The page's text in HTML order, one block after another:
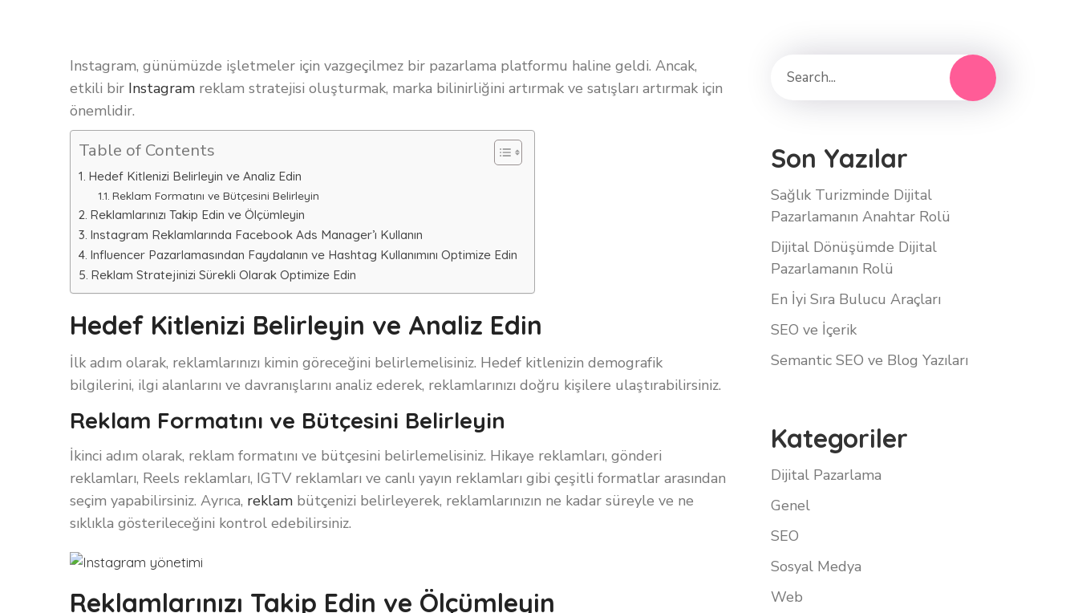
Instagram, günümüzde işletmeler için vazgeçilmez bir pazarlama platformu haline geldi. Ancak,
etkili bir Instagram reklam stratejisi oluşturmak, marka bilinirliğini artırmak ve satışları artırmak için
önemlidir.
Table of Contents
Hedef Kitlenizi Belirleyin ve Analiz Edin
Reklam Formatını ve Bütçesini Belirleyin
Reklamlarınızı Takip Edin ve Ölçümleyin
Instagram Reklamlarında Facebook Ads Manager’ı Kullanın
Influencer Pazarlamasından Faydalanın ve Hashtag Kullanımını Optimize Edin
Reklam Stratejinizi Sürekli Olarak Optimize Edin
Hedef Kitlenizi Belirleyin ve Analiz Edin
İlk adım olarak, reklamlarınızı kimin göreceğini belirlemelisiniz. Hedef kitlenizin demografik
bilgilerini, ilgi alanlarını ve davranışlarını analiz ederek, reklamlarınızı doğru kişilere ulaştırabilirsiniz.
Reklam Formatını ve Bütçesini Belirleyin
İkinci adım olarak, reklam formatını ve bütçesini belirlemelisiniz. Hikaye reklamları, gönderi
reklamları, Reels reklamları, IGTV reklamları ve canlı yayın reklamları gibi çeşitli formatlar arasından
seçim yapabilirsiniz. Ayrıca, reklam bütçenizi belirleyerek, reklamlarınızın ne kadar süreyle ve ne
sıklıkla gösterileceğini kontrol edebilirsiniz.
Reklamlarınızı Takip Edin ve Ölçümleyin
Son Yazılar
Sağlık Turizminde Dijital
Pazarlamanın Anahtar Rolü
Dijital Dönüşümde Dijital
Pazarlamanın Rolü
En İyi Sıra Bulucu Araçları
SEO ve İçerik
Semantic SEO ve Blog Yazıları
Kategoriler
Dijital Pazarlama
Genel
SEO
Sosyal Medya
Web